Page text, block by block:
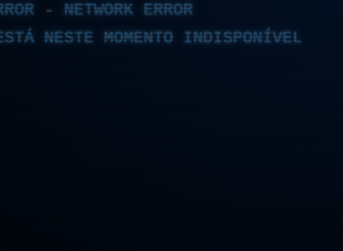
- NETWORK ERROR
NESTE MOMENTO INDISPONÍVEL